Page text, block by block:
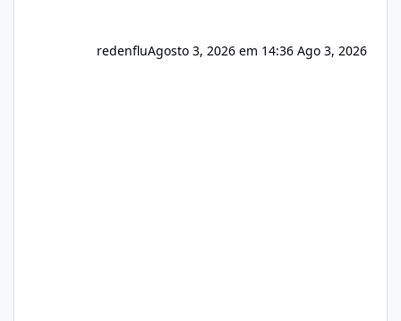
redenfluAgosto 3, 2026 em 14:36 Ago 3, 2026